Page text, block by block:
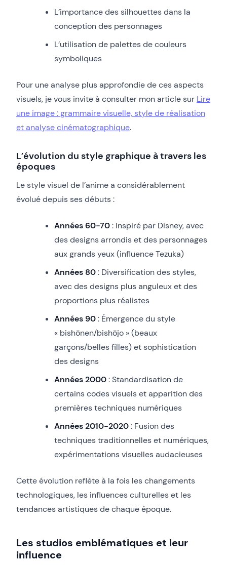
L’importance des silhouettes dans la
conception des personnages
L’utilisation de palettes de couleurs
symboliques
Pour une analyse plus approfondie de ces aspects
visuels, je vous invite à consulter mon article sur Lire
une image : grammaire visuelle, style de réalisation
et analyse cinématographique.
L’évolution du style graphique à travers les
époques
Le style visuel de l’anime a considérablement
évolué depuis ses débuts :
Années 60-70: Inspiré par Disney, avec
des designs arrondis et des personnages
aux grands yeux (influence Tezuka)
Années 80: Diversification des styles,
avec des designs plus anguleux et des
proportions plus réalistes
Années 90: Émergence du style
« bishōnen/bishōjo » (beaux
garçons/belles filles) et sophistication
des designs
Années 2000: Standardisation de
certains codes visuels et apparition des
premières techniques numériques
Années 2010-2020: Fusion des
techniques traditionnelles et numériques,
expérimentations visuelles audacieuses
Cette évolution reflète à la fois les changements
technologiques, les influences culturelles et les
tendances artistiques de chaque époque.
Les studios emblématiques et leur
influence